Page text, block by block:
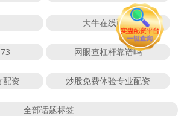
大牛在线配资
网眼查杠杆靠谱吗
配资 炒股免费体验专业配资
全部话题标签